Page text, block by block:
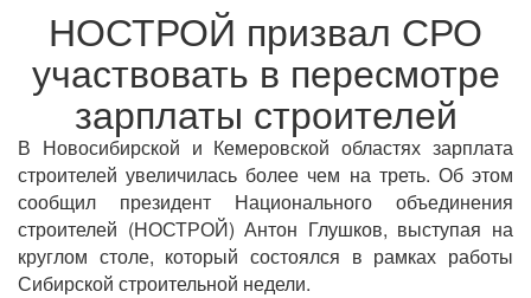
НОСТРОЙ призвал СРО
участвовать в пересмотре
зарплаты строителей
В Новосибирской и Кемеровской областях зарплата
строителей увеличилась более чем на треть. Об этом
сообщил президент Национального объединения
строителей (НОСТРОЙ) Антон Глушков, выступая на
круглом столе, который состоялся в рамках работы
Сибирской строительной недели.